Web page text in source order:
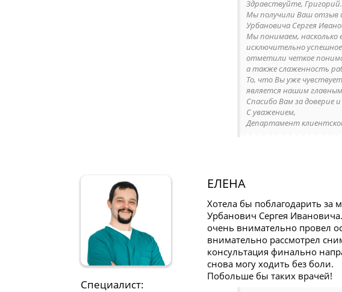
Здравствуйте, Григорий.
Мы получили Ваш отзыв
Урбановича Сергея
Мы понимаем,
исключительно
отметили четкое
а также слаженность
То, что Вы уже
является нашим главным
Спасибо Вам за доверие
С уважением,
Департамент
Специалист:
ЕЛЕНА
Хотела бы поблагодарить за
Урбанович Сергея
очень внимательно провел
внимательно рассмотрел
консультация финально
снова могу ходить без боли.
Побольше бы таких врачей!